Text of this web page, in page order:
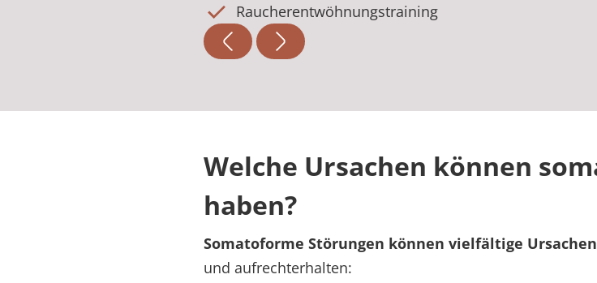
Raucherentwöhnungstraining
Welche Ursachen können
haben?
Somatoforme Störungen können vielfältige
und aufrechterhalten: